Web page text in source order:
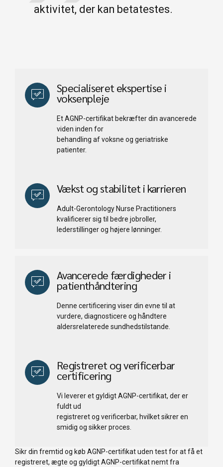
aktivitet, der kan betatestes.
Specialiseret ekspertise i
voksenpleje
Et AGNP-certifikat bekræfter din avancerede
viden inden for
behandling af voksne og geriatriske
patienter.
Vækst og stabilitet i karrieren
Adult-Gerontology Nurse Practitioners
kvalificerer sig til bedre jobroller,
lederstillinger og højere lønninger.
Avancerede færdigheder i
patienthåndtering
Denne certificering viser din evne til at
vurdere, diagnosticere og håndtere
aldersrelaterede sundhedstilstande.
Registreret og verificerbar
certificering
Vi leverer et gyldigt AGNP-certifikat, der er
fuldt ud
registreret og verificerbar, hvilket sikrer en
smidig og sikker proces.
Sikr din fremtid og køb AGNP-certifikat uden test for at få et
registreret, ægte og gyldigt AGNP-certifikat nemt fra